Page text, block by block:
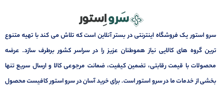
سرو استور یک فروشگاه اینترنتی در بستر آنلاین است که تلاش می کند با تهیه متنوع
ترین گروه های کالایی نیاز هموطنان عزیز را در سراسر کشور برطرف سازد. عرضه
محصولات با قیمت رقابتی، تضمین کیفیت، ضمانت مرجوعی کالا و ارسال سریع تنها
بخشی از خدمات ما در سرو استور است. برای خرید آسان در سرو استور کافیست محصول